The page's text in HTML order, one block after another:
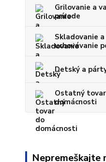
Grilovanie a
prírode
Skladovanie a
uchovávanie
Detský a
Ostatný
domácnosti
Nepremeškajte